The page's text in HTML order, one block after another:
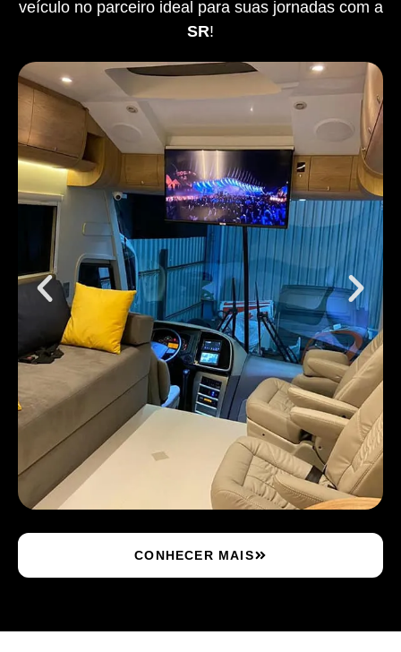
veículo no parceiro ideal para suas jornadas com a
SR!
CONHECER MAIS